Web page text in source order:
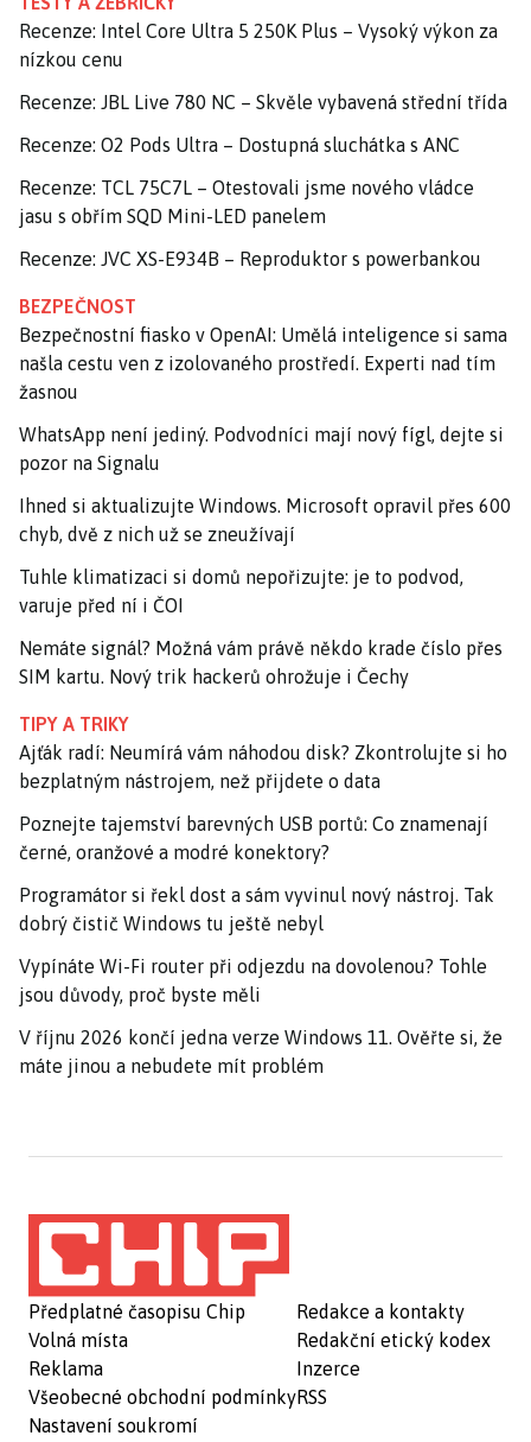
Recenze: Intel Core Ultra 5 250K Plus – Vysoký výkon za
nízkou cenu
Recenze: JBL Live 780 NC – Skvěle vybavená střední třída
Recenze: O2 Pods Ultra – Dostupná sluchátka s ANC
Recenze: TCL 75C7L – Otestovali jsme nového vládce
jasu s obřím SQD Mini-LED panelem
Recenze: JVC XS-E934B – Reproduktor s powerbankou
BEZPEČNOST
Bezpečnostní fiasko v OpenAI: Umělá inteligence si sama
našla cestu ven z izolovaného prostředí. Experti nad tím
žasnou
WhatsApp není jediný. Podvodníci mají nový fígl, dejte si
pozor na Signalu
Ihned si aktualizujte Windows. Microsoft opravil přes 600
chyb, dvě z nich už se zneužívají
Tuhle klimatizaci si domů nepořizujte: je to podvod,
varuje před ní i ČOI
Nemáte signál? Možná vám právě někdo krade číslo přes
SIM kartu. Nový trik hackerů ohrožuje i Čechy
TIPY A TRIKY
Ajťák radí: Neumírá vám náhodou disk? Zkontrolujte si ho
bezplatným nástrojem, než přijdete o data
Poznejte tajemství barevných USB portů: Co znamenají
černé, oranžové a modré konektory?
Programátor si řekl dost a sám vyvinul nový nástroj. Tak
dobrý čistič Windows tu ještě nebyl
Vypínáte Wi-Fi router při odjezdu na dovolenou? Tohle
jsou důvody, proč byste měli
V říjnu 2026 končí jedna verze Windows 11. Ověřte si, že
máte jinou a nebudete mít problém
Předplatné časopisu Chip
Volná místa
Reklama
Všeobecné obchodní podmínky
Nastavení soukromí
Redakce a kontakty
Redakční etický kodex
Inzerce
RSS